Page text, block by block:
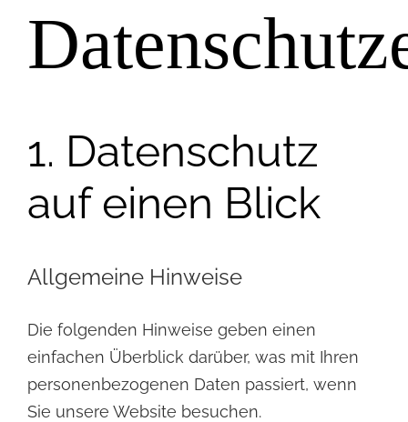
1. Datenschutz
auf einen Blick
Allgemeine Hinweise
Die folgenden Hinweise geben einen
einfachen Überblick darüber, was mit Ihren
personenbezogenen Daten passiert, wenn
Sie unsere Website besuchen.